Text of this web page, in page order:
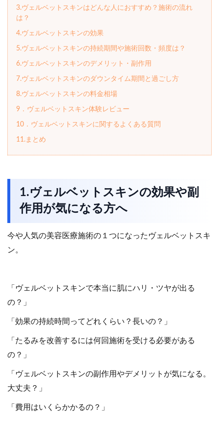
3.ヴェルベットスキンはどんな人におすすめ？施術の流れ
は？
4.ヴェルベットスキンの効果
5.ヴェルベットスキンの持続期間や施術回数・頻度は？
6.ヴェルベットスキンのデメリット・副作用
7.ヴェルベットスキンのダウンタイム期間と過ごし方
8.ヴェルベットスキンの料金相場
9．ヴェルベットスキン体験レビュー
10．ヴェルベットスキンに関するよくある質問
11.まとめ
1.ヴェルベットスキンの効果や副
作用が気になる方へ
今や人気の美容医療施術の１つになったヴェルベットスキ
ン。
「ヴェルベットスキンで本当に肌にハリ・ツヤが出る
の？」
「効果の持続時間ってどれくらい？長いの？」
「たるみを改善するには何回施術を受ける必要がある
の？」
「ヴェルベットスキンの副作用やデメリットが気になる。
大丈夫？」
「費用はいくらかかるの？」